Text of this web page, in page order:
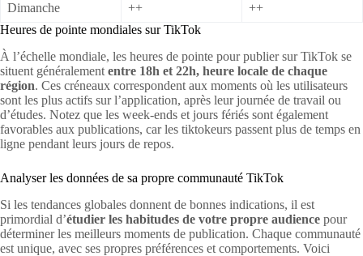
Dimanche ++
++
Heures de pointe mondiales sur TikTok
À l’échelle mondiale, les heures de pointe pour publier sur TikTok se
situent généralement entre 18h et 22h, heure locale de chaque
région. Ces créneaux correspondent aux moments où les utilisateurs
sont les plus actifs sur l’application, après leur journée de travail ou
d’études. Notez que les week-ends et jours fériés sont également
favorables aux publications, car les tiktokeurs passent plus de temps en
ligne pendant leurs jours de repos.
Analyser les données de sa propre communauté TikTok
Si les tendances globales donnent de bonnes indications, il est
primordial d’étudier les habitudes de votre propre audience pour
déterminer les meilleurs moments de publication. Chaque communauté
est unique, avec ses propres préférences et comportements. Voici